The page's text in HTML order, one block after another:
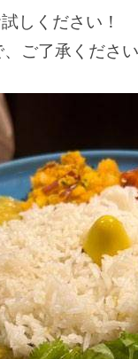
しください！
ご了承ください